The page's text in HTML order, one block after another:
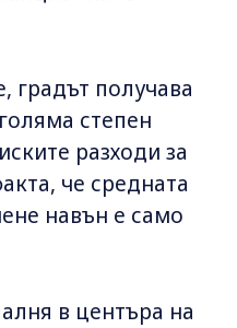
градът получава
степен
разходи за
че средната
навън е само
в центъра на